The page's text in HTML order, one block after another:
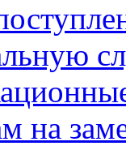
на